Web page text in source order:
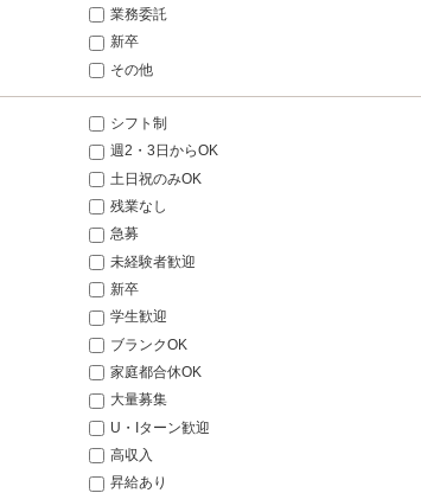
業務委託
新卒
その他
シフト制
週2・3日からOK
土日祝のみOK
残業なし
急募
未経験者歓迎
新卒
学生歓迎
ブランクOK
家庭都合休OK
大量募集
U・Iターン歓迎
高収入
昇給あり